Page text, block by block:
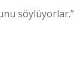
söylüyorlar.”